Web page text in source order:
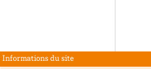
Informations du site